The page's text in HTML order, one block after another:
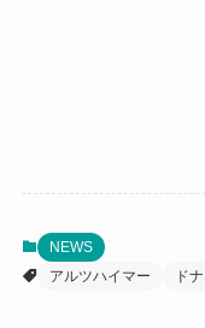
NEWS
アルツハイマー
ド